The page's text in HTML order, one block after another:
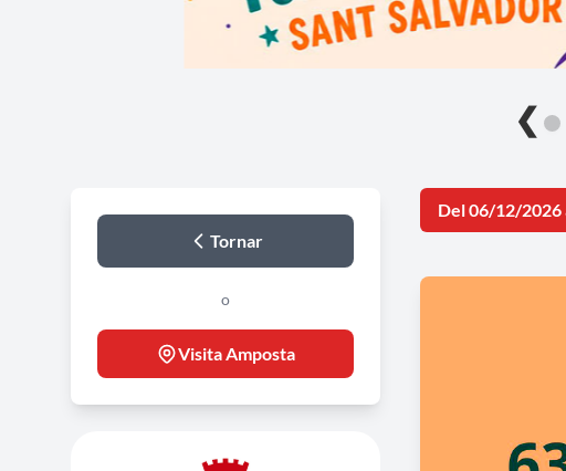
❮
Tornar
o
Visita Amposta
Del 06/12/